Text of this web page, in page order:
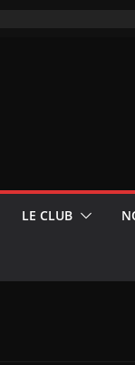
LE CLUB